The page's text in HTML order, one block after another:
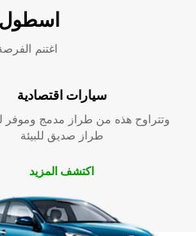
اسطول
اغتنم
سيارات اقتصادية
وتتراوح هذه من طراز مدمج وموفر
طراز صديق للبيئة
اكتشف المزيد